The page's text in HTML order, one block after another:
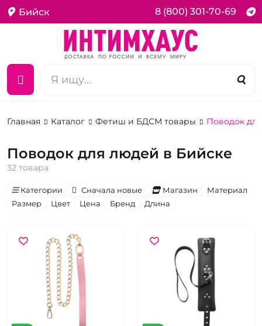
Бийск 8 (800) 301-70-69
Главная Каталог Фетиш и БДСМ товары Поводок
Поводок для людей в Бийске
32 товара
Категории Сначала новые Магазин
Материал
Размер
Цвет Цена Бренд Длина